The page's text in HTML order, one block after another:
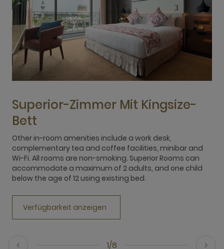
1/8
Superior-Zimmer Mit Kingsize-
Bett
Other in-room amenities include a work desk,
complementary tea and coffee facilities, minibar and
Wi-Fi. All rooms are non-smoking. Superior Rooms can
accommodate a maximum of 2 adults, and one child
below the age of 12 using existing bed.
Verfügbarkeit anzeigen